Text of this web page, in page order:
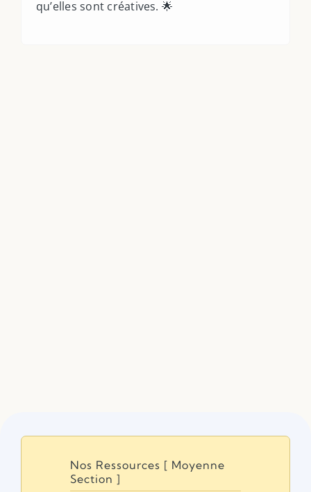
qu’elles sont créatives. 🌟
Nos Ressources [ Moyenne
Section ]